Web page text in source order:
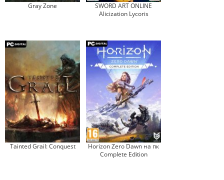
Gray Zone
SWORD ART ONLINE
Alicization Lycoris
Tainted Grail: Conquest
Horizon Zero Dawn на пк
Complete Edition